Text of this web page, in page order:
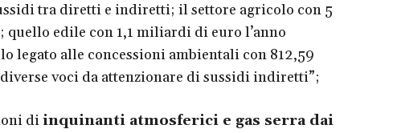
tra diretti e indiretti; il settore agricolo con 5
edile con 1,1 miliardi di euro l’anno
legato alle concessioni ambientali con 812,59
voci da attenzionare di sussidi indiretti”;
diinquinanti atmosferici e gas serra dai